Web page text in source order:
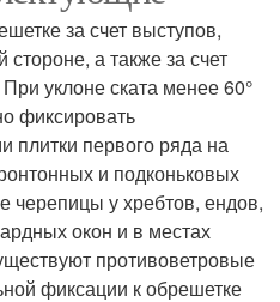
за счет выступов,
а также за счет
уклоне ската менее 60°
фиксировать
плитки первого ряда на
и подконьковых
черепицы у хребтов, ендов,
окон и в местах
противоветровые
фиксации к обрешетке